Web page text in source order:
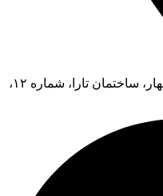
تهران، طالقانی، نبش ملک الشعرای بهار، ساختمان تارا، شماره ۱۲،